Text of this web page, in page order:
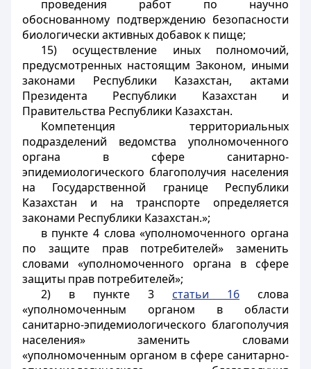
проведения работ по научно
обоснованному подтверждению безопасности
биологически активных добавок к пище;
15) осуществление иных полномочий,
предусмотренных настоящим Законом, иными
законами Республики Казахстан, актами
Президента Республики Казахстан и
Правительства Республики Казахстан.
Компетенция территориальных
подразделений ведомства уполномоченного
органа в сфере санитарно-
эпидемиологического благополучия населения
на Государственной границе Республики
Казахстан и на транспорте определяется
законами Республики Казахстан.»;
в пункте 4 слова «уполномоченного органа
по защите прав потребителей» заменить
словами «уполномоченного органа в сфере
защиты прав потребителей»;
2) в пункте 3 статьи 16слова
«уполномоченным органом в области
санитарно-эпидемиологического благополучия
населения» заменить словами
«уполномоченным органом в сфере санитарно-